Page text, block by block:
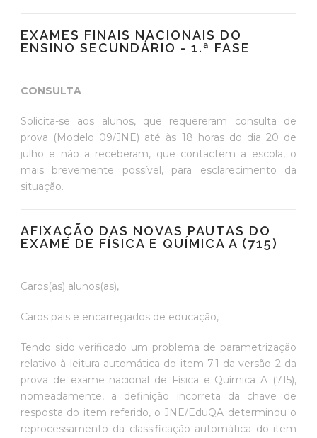
EXAMES FINAIS NACIONAIS DO
ENSINO SECUNDÁRIO - 1.ª FASE
CONSULTA
Solicita-se aos alunos, que requereram consulta de
prova (Modelo 09/JNE) até às 18 horas do dia 20 de
julho e não a receberam, que contactem a escola, o
mais brevemente possível, para esclarecimento da
situação.
AFIXAÇÃO DAS NOVAS PAUTAS DO
EXAME DE FÍSICA E QUÍMICA A (715)
Caros(as) alunos(as),
Caros pais e encarregados de educação,
Tendo sido verificado um problema de parametrização
relativo à leitura automática do item 7.1 da versão 2 da
prova de exame nacional de Física e Química A (715),
nomeadamente, a definição incorreta da chave de
resposta do item referido, o JNE/EduQA determinou o
reprocessamento da classificação automática do item